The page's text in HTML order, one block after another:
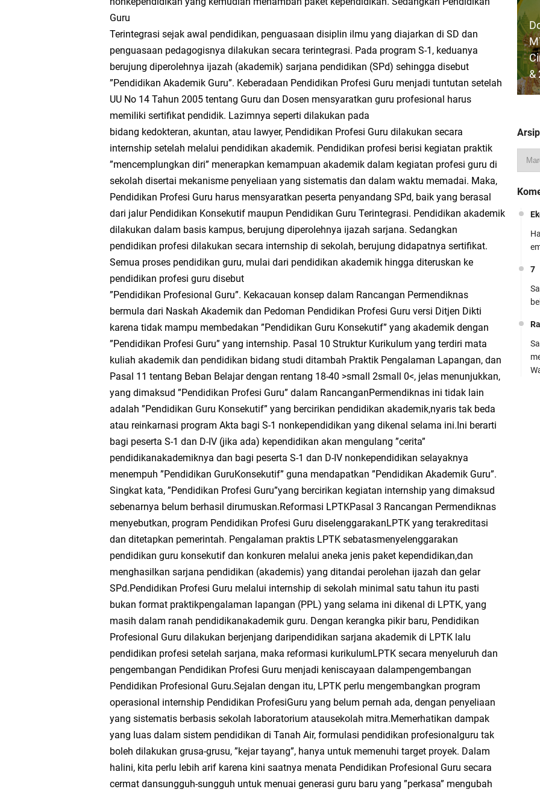
Hak dan Kewajiban Warga Negara dalam UUD NRI 1945
Demokrasi, Pemenuhan Hak, dan Ketidakadilan: Suara Pelajar untuk Negeri
Pelaksanaan Hak dan Kewajiban Warga Negara Secara Seimbang
Download Program Kerja Wakil Kepala Madrasah Bidang Kesiswaan 2026/2027 – Berbasis Kurikulum
Guru
Terintegrasi sejak awal pendidikan, penguasaan disiplin ilmu yang diajarkan di SD dan
penguasaan pedagogisnya dilakukan secara terintegrasi. Pada program S-1, keduanya
berujung diperolehnya ijazah (akademik) sarjana pendidikan (SPd) sehingga disebut
”Pendidikan Akademik Guru”. Keberadaan Pendidikan Profesi Guru menjadi tuntutan setelah
UU No 14 Tahun 2005 tentang Guru dan Dosen mensyaratkan guru profesional harus
memiliki sertifikat pendidik. Lazimnya seperti dilakukan pada
bidang kedokteran, akuntan, atau lawyer, Pendidikan Profesi Guru dilakukan secara
internship setelah melalui pendidikan akademik. Pendidikan profesi berisi kegiatan praktik
”mencemplungkan diri” menerapkan kemampuan akademik dalam kegiatan profesi guru di
sekolah disertai mekanisme penyeliaan yang sistematis dan dalam waktu memadai. Maka,
Pendidikan Profesi Guru harus mensyaratkan peserta penyandang SPd, baik yang berasal
dari jalur Pendidikan Konsekutif maupun Pendidikan Guru Terintegrasi. Pendidikan akademik
dilakukan dalam basis kampus, berujung diperolehnya ijazah sarjana. Sedangkan
pendidikan profesi dilakukan secara internship di sekolah, berujung didapatnya sertifikat.
Semua proses pendidikan guru, mulai dari pendidikan akademik hingga diteruskan ke
pendidikan profesi guru disebut
”Pendidikan Profesional Guru”. Kekacauan konsep dalam Rancangan Permendiknas
bermula dari Naskah Akademik dan Pedoman Pendidikan Profesi Guru versi Ditjen Dikti
karena tidak mampu membedakan ”Pendidikan Guru Konsekutif” yang akademik dengan
”Pendidikan Profesi Guru” yang internship. Pasal 10 Struktur Kurikulum yang terdiri mata
kuliah akademik dan pendidikan bidang studi ditambah Praktik Pengalaman Lapangan, dan
Pasal 11 tentang Beban Belajar dengan rentang 18-40 >small 2small 0<, jelas menunjukkan,
yang dimaksud ”Pendidikan Profesi Guru” dalam RancanganPermendiknas ini tidak lain
adalah ”Pendidikan Guru Konsekutif” yang bercirikan pendidikan akademik,nyaris tak beda
atau reinkarnasi program Akta bagi S-1 nonkependidikan yang dikenal selama ini.Ini berarti
bagi peserta S-1 dan D-IV (jika ada) kependidikan akan mengulang ”cerita”
pendidikanakademiknya dan bagi peserta S-1 dan D-IV nonkependidikan selayaknya
menempuh ”Pendidikan GuruKonsekutif” guna mendapatkan ”Pendidikan Akademik Guru”.
Singkat kata, ”Pendidikan Profesi Guru”yang bercirikan kegiatan internship yang dimaksud
sebenarnya belum berhasil dirumuskan.Reformasi LPTKPasal 3 Rancangan Permendiknas
menyebutkan, program Pendidikan Profesi Guru diselenggarakanLPTK yang terakreditasi
dan ditetapkan pemerintah. Pengalaman praktis LPTK sebatasmenyelenggarakan
pendidikan guru konsekutif dan konkuren melalui aneka jenis paket kependidikan,dan
menghasilkan sarjana pendidikan (akademis) yang ditandai perolehan ijazah dan gelar
SPd.Pendidikan Profesi Guru melalui internship di sekolah minimal satu tahun itu pasti
bukan format praktikpengalaman lapangan (PPL) yang selama ini dikenal di LPTK, yang
masih dalam ranah pendidikanakademik guru. Dengan kerangka pikir baru, Pendidikan
Profesional Guru dilakukan berjenjang daripendidikan sarjana akademik di LPTK lalu
pendidikan profesi setelah sarjana, maka reformasi kurikulumLPTK secara menyeluruh dan
pengembangan Pendidikan Profesi Guru menjadi keniscayaan dalampengembangan
Pendidikan Profesional Guru.Sejalan dengan itu, LPTK perlu mengembangkan program
operasional internship Pendidikan ProfesiGuru yang belum pernah ada, dengan penyeliaan
yang sistematis berbasis sekolah laboratorium atausekolah mitra.Memerhatikan dampak
yang luas dalam sistem pendidikan di Tanah Air, formulasi pendidikan profesionalguru tak
boleh dilakukan grusa-grusu, ”kejar tayang”, hanya untuk memenuhi target proyek. Dalam
halini, kita perlu lebih arif karena kini saatnya menata Pendidikan Profesional Guru secara
cermat dansungguh-sungguh untuk menuai generasi guru baru yang ”perkasa” mengubah
&
7